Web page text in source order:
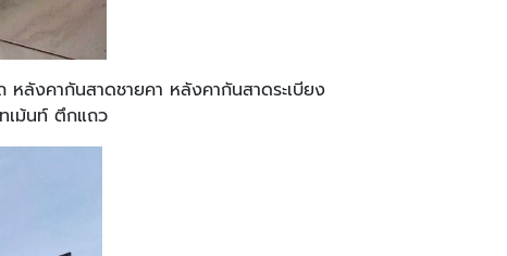
ลังคากันสาดชายคา หลังคากันสาดระเบียง
เม้นท์ ตึกแถว